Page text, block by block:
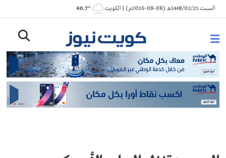
Skip
to
السبت 1448/02/25هـ (08-08-2026م) | الكويت ° 40.7